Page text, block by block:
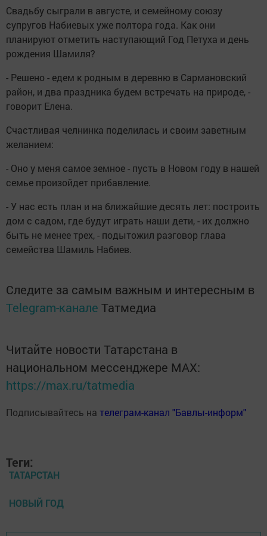
Свадьбу сыграли в августе, и семейному союзу
супругов Набиевых уже полтора года. Как они
планируют отметить наступающий Год Петуха и день
рождения Шамиля?
- Решено - едем к родным в деревню в Сармановский
район, и два праздника будем встречать на природе, -
говорит Елена.
Счастливая челнинка поделилась и своим заветным
желанием:
- Оно у меня самое земное - пусть в Новом году в нашей
семье произойдет прибавление.
- У нас есть план и на ближайшие десять лет: построить
дом с садом, где будут играть наши дети, - их должно
быть не менее трех, - подытожил разговор глава
семейства Шамиль Набиев.
Следите за самым важным и интересным в
Telegram-канале Татмедиа
Читайте новости Татарстана в
национальном мессенджере MАХ:
https://max.ru/tatmedia
Подписывайтесь на телеграм-канал "Бавлы-информ"
Теги:
ТАТАРСТАН
НОВЫЙ ГОД